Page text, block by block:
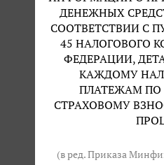
ДЕНЕЖНЫХ
СООТВЕТСТВИИ С
45 НАЛОГОВОГО
ФЕДЕРАЦИИ,
КАЖДОМУ
ПЛАТЕЖАМ ПО
СТРАХОВОМУ
(в ред. Приказа